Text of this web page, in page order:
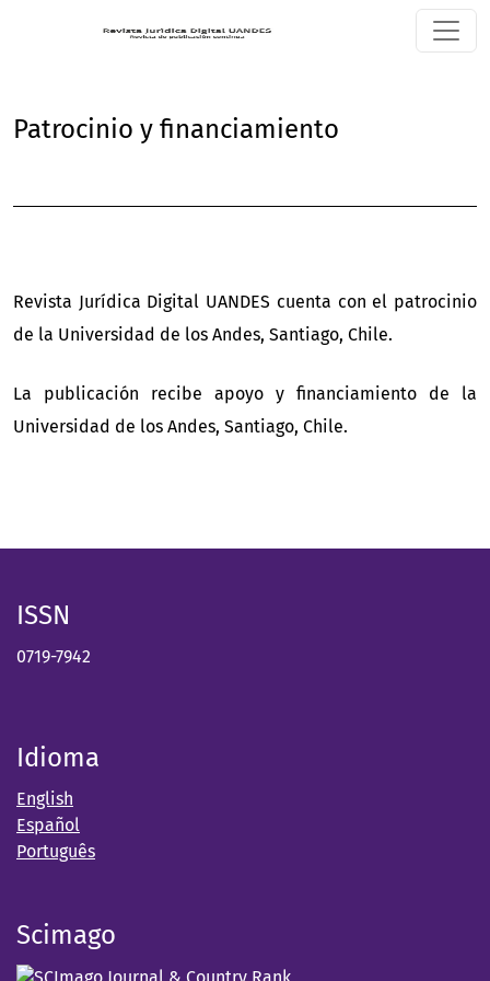
Patrocinio y financiamiento
Revista Jurídica Digital UANDES cuenta con el patrocinio
de la Universidad de los Andes, Santiago, Chile.
La publicación recibe apoyo y financiamiento de la
Universidad de los Andes, Santiago, Chile.
ISSN
0719-7942
Idioma
English
Español
Português
Scimago